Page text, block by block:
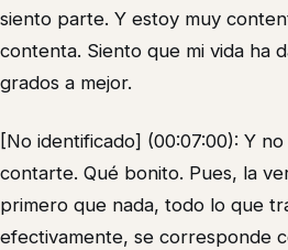
siento parte. Y estoy muy
contenta. Siento que mi vida ha
grados a mejor.
[No identificado] (00:07:00): Y
contarte. Qué bonito. Pues, la
primero que nada, todo lo que
efectivamente, se corresponde